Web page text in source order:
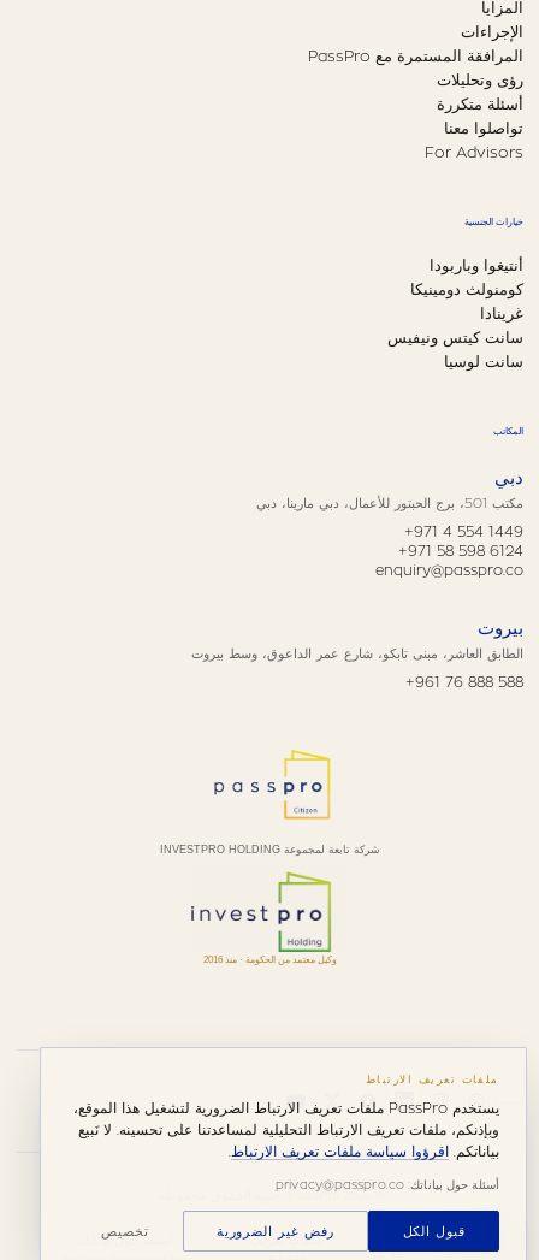
المزايا
الإجراءات
المرافقة المستمرة مع PassPro
رؤى وتحليلات
أسئلة متكررة
تواصلوا معنا
For Advisors
خيارات الجنسية
أنتيغوا وباربودا
كومنولث دومينيكا
غرينادا
سانت كيتس ونيفيس
سانت لوسيا
المكاتب
دبي
مكتب 501، برج الحبتور للأعمال، دبي مارينا، دبي
+971 4 554 1449
+971 58 598 6124
enquiry@passpro.co
بيروت
الطابق العاشر، مبنى تابكو، شارع عمر الداعوق، وسط بيروت
+961 76 888 588
شركة تابعة لمجموعة INVESTPRO HOLDING
وكيل معتمد من الحكومة · منذ 2016
سياسة
الشروط
ملفات تعريف
أسئلة حول بياناتك:
ملفات تعريف الارتباط
يستخدم PassPro ملفات تعريف الارتباط الضرورية لتشغيل هذا الموقع،
وبإذنكم، ملفات تعريف الارتباط التحليلية لمساعدتنا على تحسينه. لا نَبيع
بياناتكم.
اقرؤوا سياسة ملفات تعريف الارتباط.
أسئلة حول بياناتك: privacy@passpro.co
قبول الكل رفض غير الضرورية تخصيص